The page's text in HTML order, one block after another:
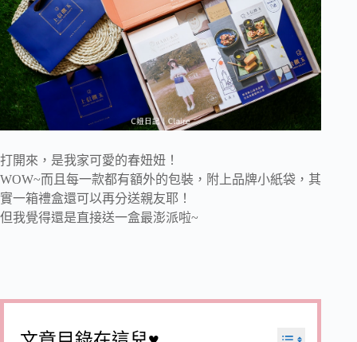
打開來，是我家可愛的春妞妞！
WOW~而且每一款都有額外的包裝，附上品牌小紙袋，其
實一箱禮盒還可以再分送親友耶！
但我覺得還是直接送一盒最澎派啦~